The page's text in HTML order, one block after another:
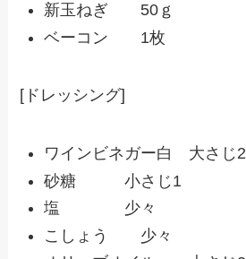
新玉ねぎ 50ｇ
ベーコン 1枚
[ドレッシング]
ワインビネガー白 大さじ2
砂糖 小さじ1
塩 少々
こしょう 少々